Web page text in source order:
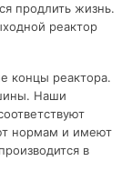
продлить жизнь.
реактор
концы реактора.
Наши
нормам и имеют
в